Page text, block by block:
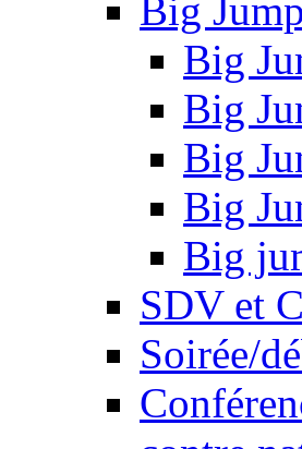
Big Jump
Big
Big
Big
Big
Big
SDV et
Soirée/